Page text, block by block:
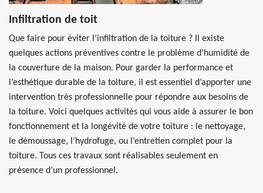
Infiltration de toit
Que faire pour éviter l’infiltration de la toiture ? Il existe
quelques actions préventives contre le problème d’humidité de
la couverture de la maison. Pour garder la performance et
l’esthétique durable de la toiture, il est essentiel d’apporter une
intervention très professionnelle pour répondre aux besoins de
la toiture. Voici quelques activités qui vous aide à assurer le bon
fonctionnement et la longévité de votre toiture : le nettoyage,
le démoussage, l’hydrofuge, ou l’entretien complet pour la
toiture. Tous ces travaux sont réalisables seulement en
présence d’un professionnel.